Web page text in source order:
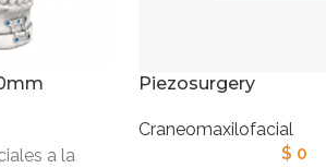
a la
Piezosurgery
Craneomaxilofacial
$ 0